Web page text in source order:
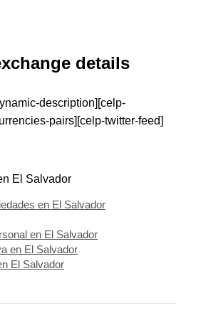
details
description][celp-
pairs][celp-twitter-feed]
El Salvador
en El Salvador
en El Salvador
en El Salvador
El Salvador